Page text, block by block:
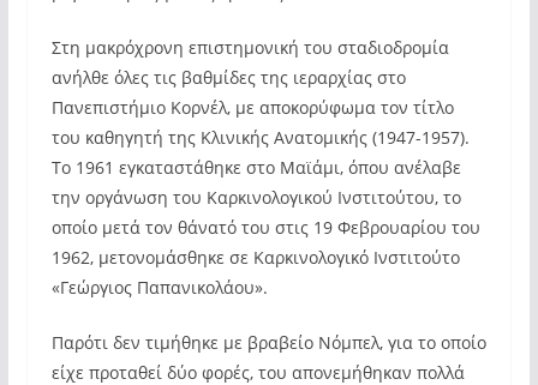
Στη μακρόχρονη επιστημονική του σταδιοδρομία
ανήλθε όλες τις βαθμίδες της ιεραρχίας στο
Πανεπιστήμιο Κορνέλ, με αποκορύφωμα τον τίτλο
του καθηγητή της Κλινικής Ανατομικής (1947-1957).
Το 1961 εγκαταστάθηκε στο Μαϊάμι, όπου ανέλαβε
την οργάνωση του Καρκινολογικού Ινστιτούτου, το
οποίο μετά τον θάνατό του στις 19 Φεβρουαρίου του
1962, μετονομάσθηκε σε Καρκινολογικό Ινστιτούτο
«Γεώργιος Παπανικολάου».
Παρότι δεν τιμήθηκε με βραβείο Νόμπελ, για το οποίο
είχε προταθεί δύο φορές, του απονεμήθηκαν πολλά